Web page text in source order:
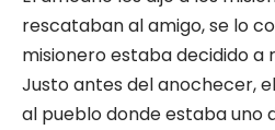
rescataban al amigo, se lo
misionero estaba decidido a
Justo antes del anochecer,
al pueblo donde estaba uno